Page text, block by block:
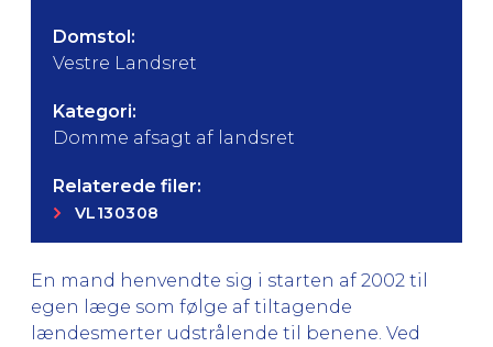
Domstol:
Vestre Landsret
Kategori:
Domme afsagt af landsret
Relaterede filer:
VL130308
En mand henvendte sig i starten af 2002 til
egen læge som følge af tiltagende
lændesmerter udstrålende til benene. Ved